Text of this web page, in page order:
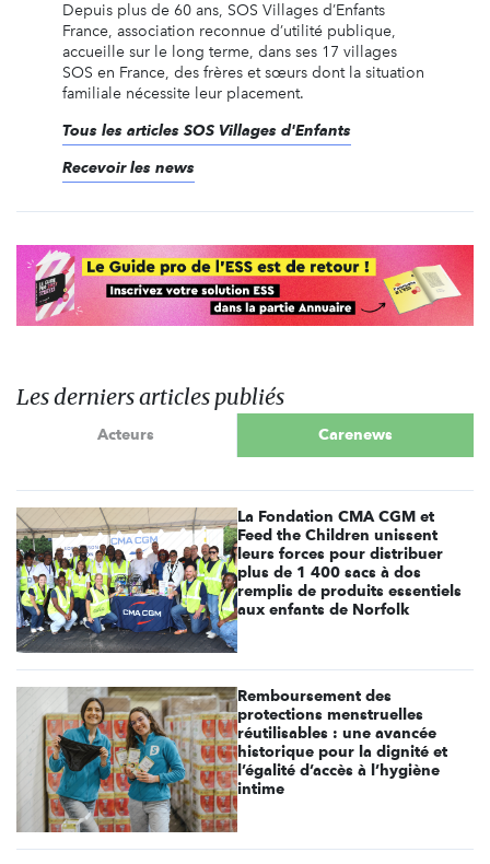
Depuis plus de 60 ans, SOS Villages d’Enfants
France, association reconnue d’utilité publique,
accueille sur le long terme, dans ses 17 villages
SOS en France, des frères et sœurs dont la situation
familiale nécessite leur placement.
Tous les articles SOS Villages d'Enfants
Recevoir les news
Les derniers articles publiés
Acteurs Carenews
La Fondation CMA CGM et
Feed the Children unissent
leurs forces pour distribuer
plus de 1 400 sacs à dos
remplis de produits essentiels
aux enfants de Norfolk
Remboursement des
protections menstruelles
réutilisables : une avancée
historique pour la dignité et
l’égalité d’accès à l’hygiène
intime